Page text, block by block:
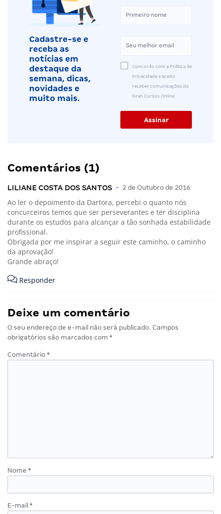
Cadastre-se e
receba as
notícias em
destaque da
semana, dicas,
novidades e
muito mais.
Concordo com a Política de
Privacidade e aceito
receber comunicações do
Gran Cursos Online.
Comentários (1)
LILIANE COSTA DOS SANTOS • 2 de Outubro de 2016
Ao ler o depoimento da Dartora, percebi o quanto nós
concurceiros temos que ser perseverantes e ter disciplina
durante os estudos para alcançar a tão sonhada estabilidade
profissional.
Obrigada por me inspirar a seguir este caminho, o caminho
da aprovação!
Grande abraço!
Responder
Deixe um comentário
O seu endereço de e-mail não será publicado. Campos
obrigatórios são marcados com *
Comentário *
Nome *
E-mail *